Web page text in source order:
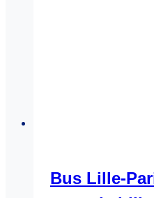
Bus Lille-